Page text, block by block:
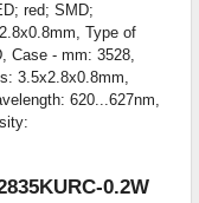
red; SMD;
Type of
Case - mm: 3528,
3.5x2.8x0.8mm,
620...627nm,
0.2W